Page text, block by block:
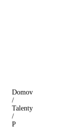
Domov
/
Talenty
/